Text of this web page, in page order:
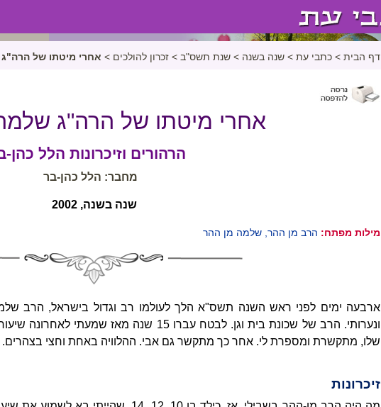
דף הבית > כתבי עת > שנה בשנה > שנת תשס"ב > זכרון להולכים > אחרי מיטתו של
אחרי מיטתו של הרה"ג
הרהורים וזיכרונות הלל כהן-
מחבר: הלל כהן-בר
שנה בשנה, 2002
מילות מפתח: הרב מן ההר, שלמה מן ההר
ארבעה ימים לפני ראש השנה תשס"א הלך לעולמו רב וגדול בישראל, הרב
ונערותי. הרב של שכונת בית וגן. לבטח עברו 15
שלו, מתקשרת ומספרת לי. אחר כך מתקשר גם אבי. ההלוויה באחת וחצי בצהרים.
זיכרונות